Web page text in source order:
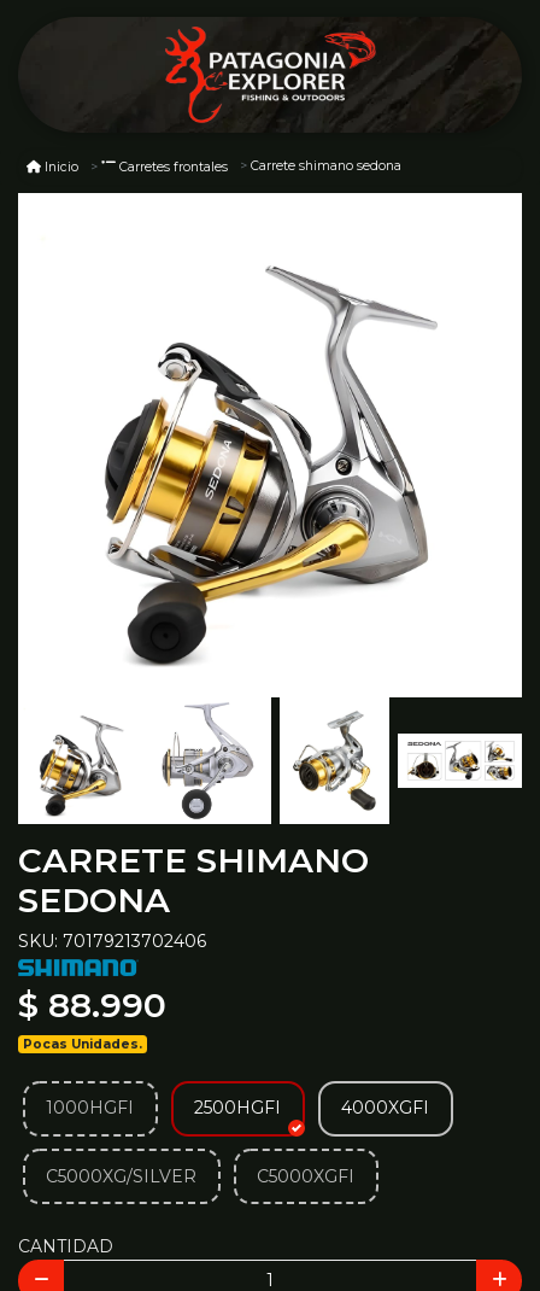
Inicio Carretes frontales Carrete shimano sedona
CARRETE SHIMANO
SEDONA
SKU: 70179213702406
$ 88.990
Pocas Unidades.
1000HGFI 2500HGFI 4000XGFI
C5000XG/SILVER C5000XGFI
CANTIDAD